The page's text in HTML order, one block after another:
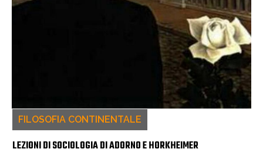
FILOSOFIA CONTINENTALE
LEZIONI DI SOCIOLOGIA DI ADORNO E HORKHEIMER